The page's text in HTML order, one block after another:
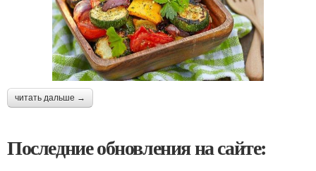
читать дальше →
Последние обновления на сайте: